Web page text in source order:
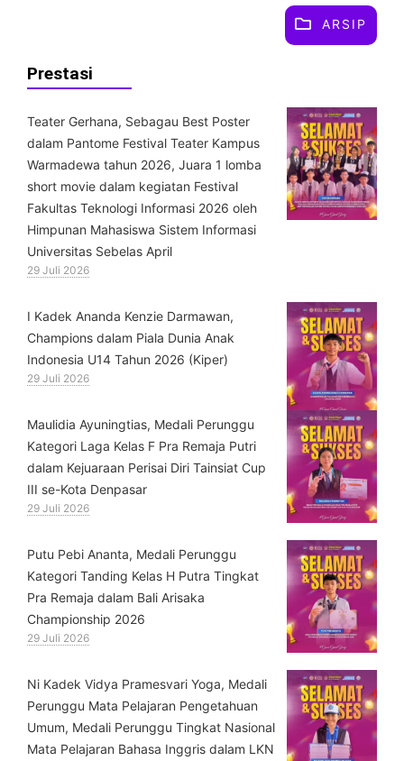
ARSIP
Prestasi
Teater Gerhana, Sebagau Best Poster
dalam Pantome Festival Teater Kampus
Warmadewa tahun 2026, Juara 1 lomba
short movie dalam kegiatan Festival
Fakultas Teknologi Informasi 2026 oleh
Himpunan Mahasiswa Sistem Informasi
Universitas Sebelas April
29 Juli 2026
⁠I Kadek Ananda Kenzie Darmawan,
Champions dalam Piala Dunia Anak
Indonesia U14 Tahun 2026 (Kiper)
29 Juli 2026
⁠Maulidia Ayuningtias, Medali Perunggu
Kategori Laga Kelas F Pra Remaja Putri
dalam Kejuaraan Perisai Diri Tainsiat Cup
III se-Kota Denpasar
29 Juli 2026
Putu Pebi Ananta, Medali Perunggu
Kategori Tanding Kelas H Putra Tingkat
Pra Remaja dalam Bali Arisaka
Championship 2026
29 Juli 2026
⁠Ni Kadek Vidya Pramesvari Yoga, Medali
Perunggu Mata Pelajaran Pengetahuan
Umum, Medali Perunggu Tingkat Nasional
Mata Pelajaran Bahasa Inggris dalam LKN